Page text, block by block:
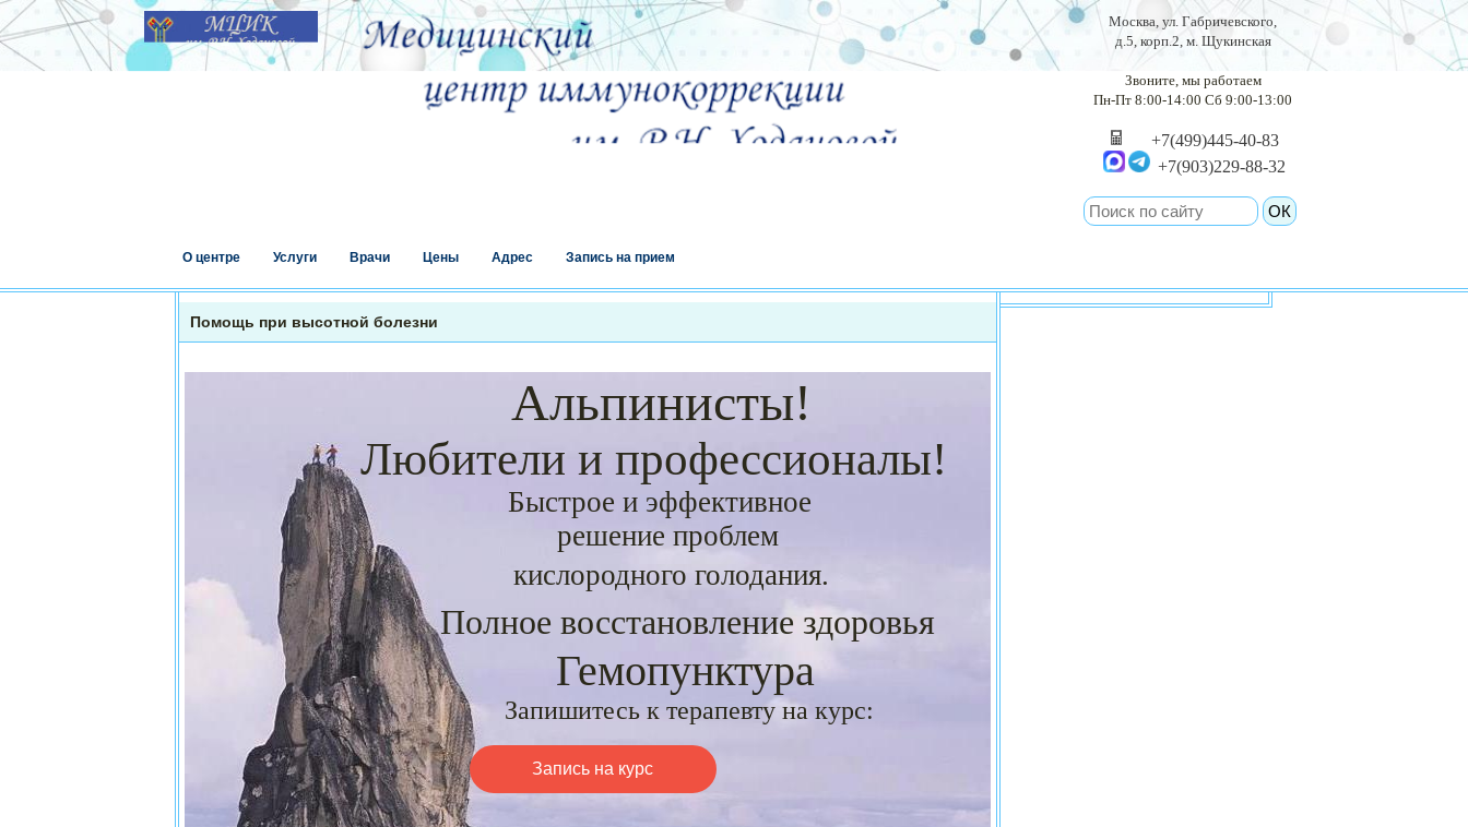
О центре Услуги Врачи Цены Адрес Запись на прием
Москва, ул. Габричевского,
д.5, корп.2, м. Щукинская
Звоните, мы работаем
Пн-Пт 8:00-14:00 Сб 9:00-13:00
+7(499)445-40-83
+7(903)229-88-32
Помощь при высотной болезни
Альпинисты!
Любители и профессионалы!
Быстрое и эффективное
решение проблем
кислородного голодания.
Полное восстановление здоровья
Гемопунктура
Запишитесь к терапевту на курс:
Запись на курс